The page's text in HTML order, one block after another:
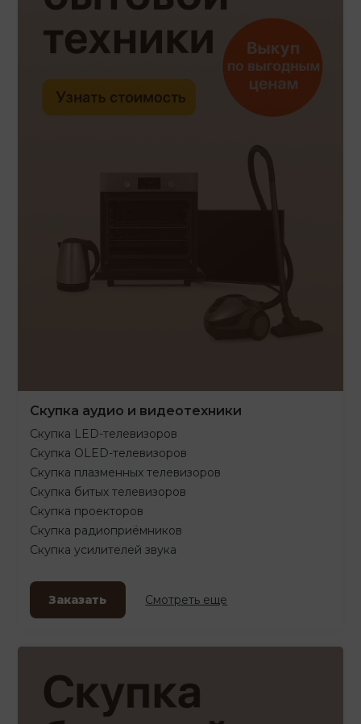
Скупка аудио и видеотехники
Скупка LED-телевизоров
Скупка OLED-телевизоров
Скупка плазменных телевизоров
Скупка битых телевизоров
Скупка проекторов
Скупка радиоприёмников
Скупка усилителей звука
Заказать Смотреть еще